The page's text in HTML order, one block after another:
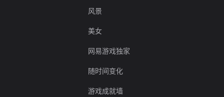
风景
美女
网易游戏独家
随时间变化
游戏成就墙